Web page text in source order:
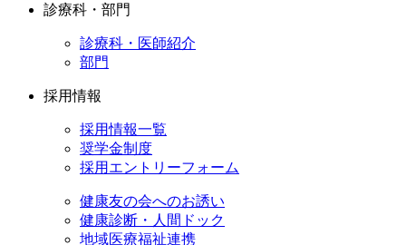
診療科・部門
診療科・医師紹介
部門
採用情報
採用情報一覧
奨学金制度
採用エントリーフォーム
健康友の会へのお誘い
健康診断・人間ドック
地域医療福祉連携